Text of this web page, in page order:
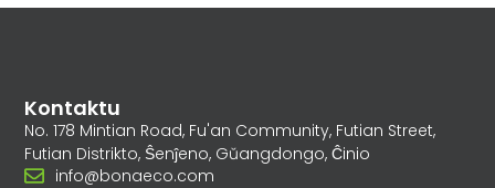
Kontaktu
No. 178 Mintian Road, Fu'an Community, Futian Street,
Futian Distrikto, Ŝenĵeno, Gŭangdongo, Ĉinio
info@bonaeco.com